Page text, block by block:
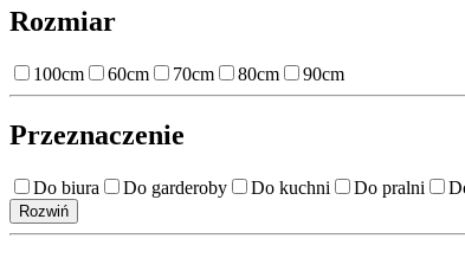
Rozmiar
100cm 60cm 70cm 80cm 90cm
Przeznaczenie
Do biura Do garderoby Do kuchni Do pralni
Rozwiń